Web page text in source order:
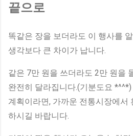
끝으로
똑같은 장을 보더라도 이 행사를
생각보다 큰 차이가 납니다.
같은 7만 원을 쓰더라도 2만 원을
완전히 달라집니다.(기분도요
계획이라면, 가까운 전통시장에서
하시길 바랍니다.